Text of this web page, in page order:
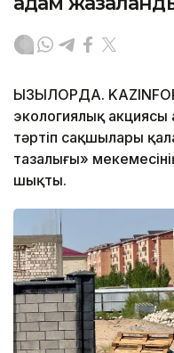
ҚЫЗЫЛОРДА.
экологиялық
тәртіп сақшылары
тазалығы»
шықты.